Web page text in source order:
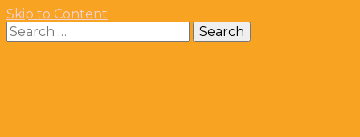
Skip to Content
Search
for: